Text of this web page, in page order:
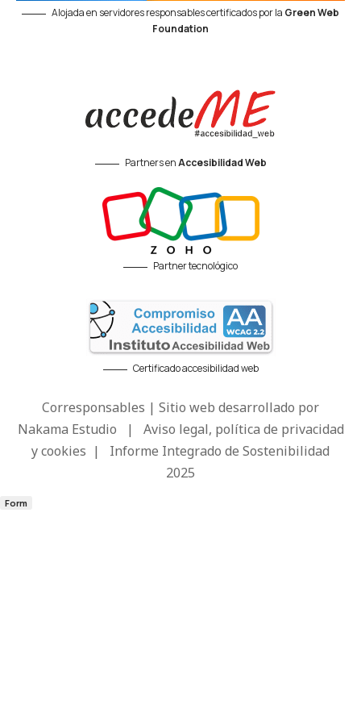
Alojada en servidores responsables certificados por la Green Web
Foundation
Partners enAccesibilidad Web
Partner tecnológico
Certificado accesibilidad web
Corresponsables | Sitio web desarrollado por
Nakama Estudio | Aviso legal, política de privacidad
y cookies | Informe Integrado de Sostenibilidad
2025
Form